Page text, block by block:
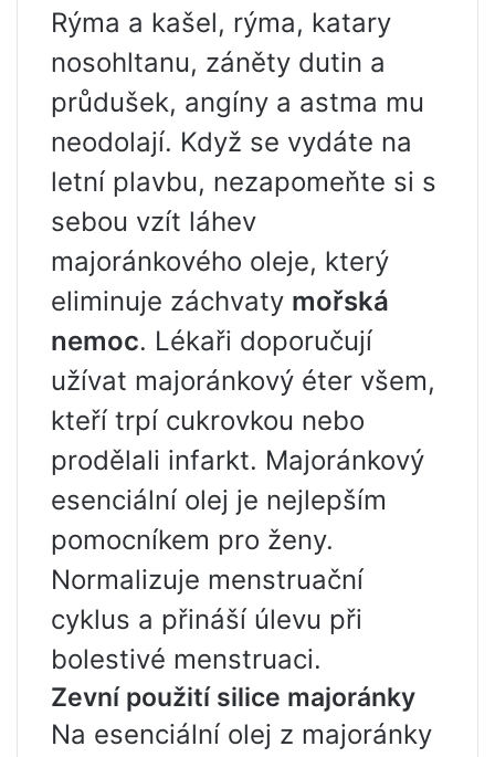
Rýma a kašel, rýma, katary
nosohltanu, záněty dutin a
průdušek, angíny a astma mu
neodolají. Když se vydáte na
letní plavbu, nezapomeňte si s
sebou vzít láhev
majoránkového oleje, který
eliminuje záchvaty mořská
nemoc. Lékaři doporučují
užívat majoránkový éter všem,
kteří trpí cukrovkou nebo
prodělali infarkt. Majoránkový
esenciální olej je nejlepším
pomocníkem pro ženy.
Normalizuje menstruační
cyklus a přináší úlevu při
bolestivé menstruaci.
Zevní použití silice majoránky
Na esenciální olej z majoránky